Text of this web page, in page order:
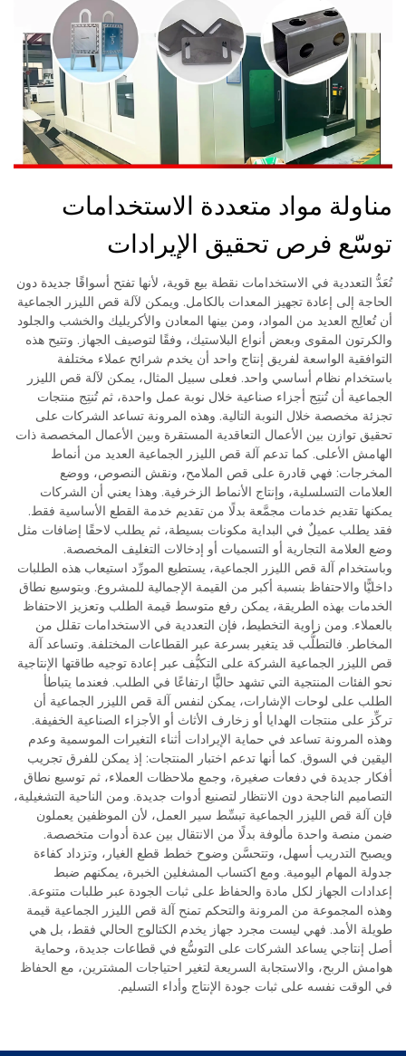
مناولة مواد متعددة الاستخدامات
توسّع فرص تحقيق الإيرادات
تُعَدُّ التعددية في الاستخدامات نقطة بيع قوية، لأنها تفتح أسواقًا جديدة دون
الحاجة إلى إعادة تجهيز المعدات بالكامل. ويمكن لآلة قص الليزر الجماعية
أن تُعالِج العديد من المواد، ومن بينها المعادن والأكريليك والخشب والجلود
والكرتون المقوى وبعض أنواع البلاستيك، وفقًا لتوصيف الجهاز. وتتيح هذه
التوافقية الواسعة لفريق إنتاج واحد أن يخدم شرائح عملاء مختلفة
باستخدام نظام أساسي واحد. فعلى سبيل المثال، يمكن لآلة قص الليزر
الجماعية أن تُنتِج أجزاء صناعية خلال نوبة عمل واحدة، ثم تُنتِج منتجات
تجزئة مخصصة خلال النوبة التالية. وهذه المرونة تساعد الشركات على
تحقيق توازن بين الأعمال التعاقدية المستقرة وبين الأعمال المخصصة ذات
الهامش الأعلى. كما تدعم آلة قص الليزر الجماعية العديد من أنماط
المخرجات: فهي قادرة على قص الملامح، ونقش النصوص، ووضع
العلامات التسلسلية، وإنتاج الأنماط الزخرفية. وهذا يعني أن الشركات
يمكنها تقديم خدمات مجمَّعة بدلًا من تقديم خدمة القطع الأساسية فقط.
فقد يطلب عميلٌ في البداية مكونات بسيطة، ثم يطلب لاحقًا إضافات مثل
وضع العلامة التجارية أو التسميات أو إدخالات التغليف المخصصة.
وباستخدام آلة قص الليزر الجماعية، يستطيع المورِّد استيعاب هذه الطلبات
داخليًّا والاحتفاظ بنسبة أكبر من القيمة الإجمالية للمشروع. وبتوسيع نطاق
الخدمات بهذه الطريقة، يمكن رفع متوسط قيمة الطلب وتعزيز الاحتفاظ
بالعملاء. ومن زاوية التخطيط، فإن التعددية في الاستخدامات تقلل من
المخاطر. فالتطلُّب قد يتغير بسرعة عبر القطاعات المختلفة. وتساعد آلة
قص الليزر الجماعية الشركة على التكيُّف عبر إعادة توجيه طاقتها الإنتاجية
نحو الفئات المنتجية التي تشهد حاليًّا ارتفاعًا في الطلب. فعندما يتباطأ
الطلب على لوحات الإشارات، يمكن لنفس آلة قص الليزر الجماعية أن
تركِّز على منتجات الهدايا أو زخارف الأثاث أو الأجزاء الصناعية الخفيفة.
وهذه المرونة تساعد في حماية الإيرادات أثناء التغيرات الموسمية وعدم
اليقين في السوق. كما أنها تدعم اختبار المنتجات: إذ يمكن للفرق تجريب
أفكار جديدة في دفعات صغيرة، وجمع ملاحظات العملاء، ثم توسيع نطاق
التصاميم الناجحة دون الانتظار لتصنيع أدوات جديدة. ومن الناحية التشغيلية،
فإن آلة قص الليزر الجماعية تبسِّط سير العمل، لأن الموظفين يعملون
ضمن منصة واحدة مألوفة بدلًا من الانتقال بين عدة أدوات متخصصة.
ويصبح التدريب أسهل، وتتحسَّن وضوح خطط قطع الغيار، وتزداد كفاءة
جدولة المهام اليومية. ومع اكتساب المشغلين الخبرة، يمكنهم ضبط
إعدادات الجهاز لكل مادة والحفاظ على ثبات الجودة عبر طلبات متنوعة.
وهذه المجموعة من المرونة والتحكم تمنح آلة قص الليزر الجماعية قيمة
طويلة الأمد. فهي ليست مجرد جهاز يخدم الكتالوج الحالي فقط، بل هي
أصل إنتاجي يساعد الشركات على التوسُّع في قطاعات جديدة، وحماية
هوامش الربح، والاستجابة السريعة لتغير احتياجات المشترين، مع الحفاظ
في الوقت نفسه على ثبات جودة الإنتاج وأداء التسليم.